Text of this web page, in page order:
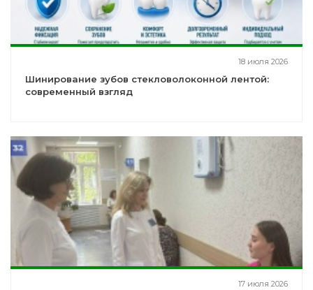
18 июля 2026
Шинирование зубов стекловолоконной лентой:
современный взгляд
17 июля 2026